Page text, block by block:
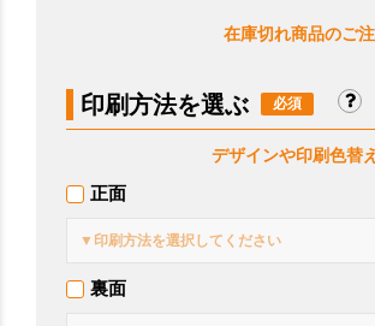
在庫切れ商品のご
印刷方法を選ぶ
デザインや印刷色替
正面
▼印刷方法を選択してください
裏面